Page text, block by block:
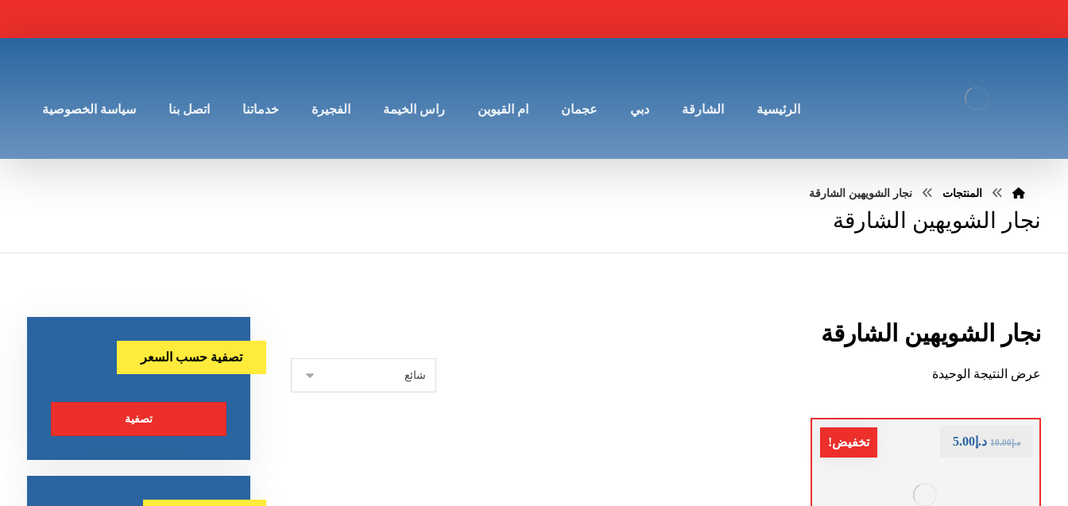
الرئيسية الشارقة دبي عجمان ام القيوين راس الخيمة الفجيرة خدماتنا اتصل بنا سياسة الخصوصية
المنتجات نجار الشويهين الشارقة
نجار الشويهين الشارقة
نجار الشويهين الشارقة
عرض النتيجة الوحيدة
تخفيض! د.إ10.00 د.إ 5.00
تصفية حسب السعر
تصفية